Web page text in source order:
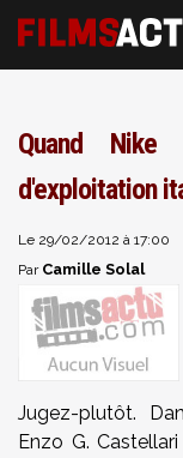
Quand Nike
d'exploitation
Le 29/02/2012 à 17:00
Par Camille Solal
Jugez-plutôt.
Enzo G.